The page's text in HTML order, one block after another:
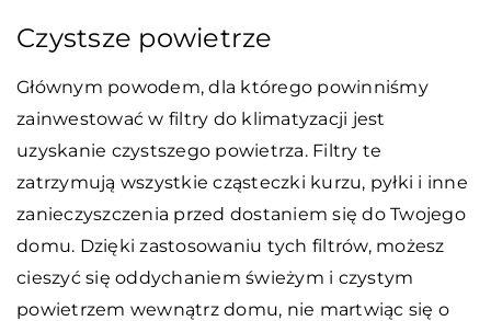
Czystsze powietrze
Głównym powodem, dla którego powinniśmy
zainwestować w filtry do klimatyzacji jest
uzyskanie czystszego powietrza. Filtry te
zatrzymują wszystkie cząsteczki kurzu, pyłki i inne
zanieczyszczenia przed dostaniem się do Twojego
domu. Dzięki zastosowaniu tych filtrów, możesz
cieszyć się oddychaniem świeżym i czystym
powietrzem wewnątrz domu, nie martwiąc się o